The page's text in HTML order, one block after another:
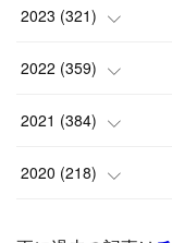
(8)
(6)
(9 )
( 5 )
(24)
(10)
(18)
(17)
2023 (321)
(25)
(17)
(35)
2022 (359)
(42)
(37)
2021 (384)
(9)
2020 (218)